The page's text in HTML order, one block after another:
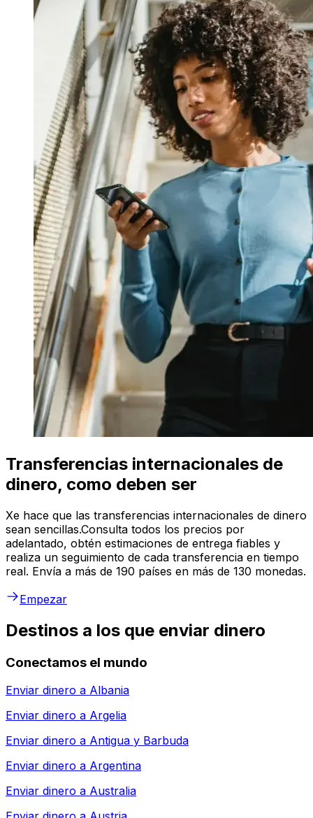
Transferencias internacionales de
dinero, como deben ser
Xe hace que las transferencias internacionales de dinero
sean sencillas.Consulta todos los precios por
adelantado, obtén estimaciones de entrega fiables y
realiza un seguimiento de cada transferencia en tiempo
real. Envía a más de 190 países en más de 130 monedas.
Empezar
Destinos a los que enviar dinero
Conectamos el mundo
Enviar dinero a Albania
Enviar dinero a Argelia
Enviar dinero a Antigua y Barbuda
Enviar dinero a Argentina
Enviar dinero a Australia